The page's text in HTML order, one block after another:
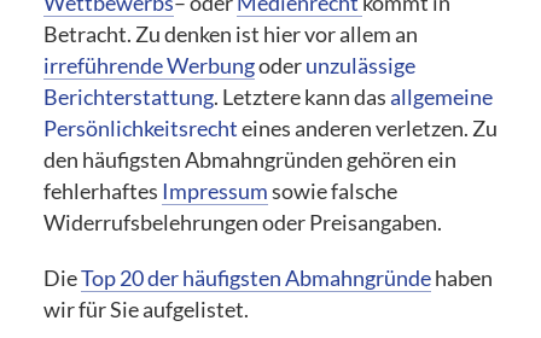
Betracht. Zu denken ist hier vor allem an
irreführende Werbungoderunzulässige
Berichterstattung. Letztere kann dasallgemeine
Persönlichkeitsrechteines anderen verletzen. Zu
den häufigsten Abmahngründen gehören ein
fehlerhaftes Impressumsowie falsche
Widerrufsbelehrungen oder Preisangaben.
DieTop 20 der häufigsten Abmahngründehaben
wir für Sie aufgelistet.